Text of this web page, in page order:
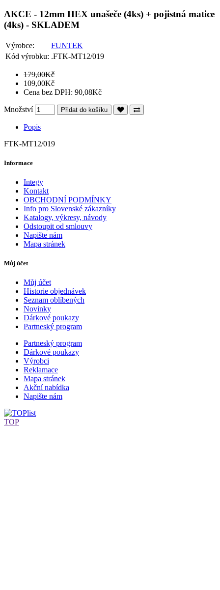
AKCE - 12mm HEX unašeče (4ks) + pojistná matice
(4ks) - SKLADEM
Výrobce:
FUNTEK
Kód výrobku: .FTK-MT12/019
179,00Kč
109,00Kč
Cena bez DPH: 90,08Kč
Množství Přidat do košíku
Popis
FTK-MT12/019
Informace
Integy
Kontakt
OBCHODNÍ PODMÍNKY
Info pro Slovenské zákazníky
Katalogy, výkresy, návody
Odstoupit od smlouvy
Napište nám
Mapa stránek
Můj účet
Můj účet
Historie objednávek
Seznam oblíbených
Novinky
Dárkové poukazy
Partneský program
Partneský program
Dárkové poukazy
Výrobci
Reklamace
Mapa stránek
Akční nabídka
Napište nám
TOP